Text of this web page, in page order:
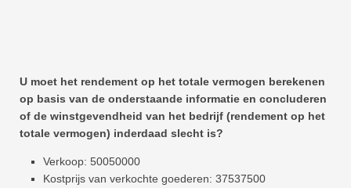
U moet het rendement op het totale vermogen berekenen
op basis van de onderstaande informatie en concluderen
of de winstgevendheid van het bedrijf (rendement op het
totale vermogen) inderdaad slecht is?
Verkoop: 50050000
Kostprijs van verkochte goederen: 37537500